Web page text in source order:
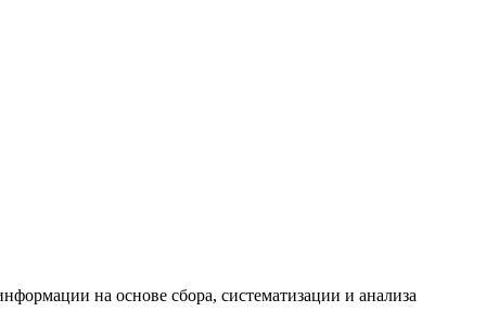
на основе сбора, систематизации и анализа